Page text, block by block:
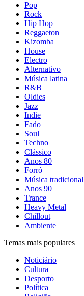
Pop
Rock
Hip Hop
Reggaeton
Kizomba
House
Electro
Alternativo
Música latina
R&B
Oldies
Jazz
Indie
Fado
Soul
Techno
Clássico
Anos 80
Forró
Música tradicional
Anos 90
Trance
Heavy Metal
Chillout
Ambiente
Temas mais populares
Noticiário
Cultura
Desporto
Política